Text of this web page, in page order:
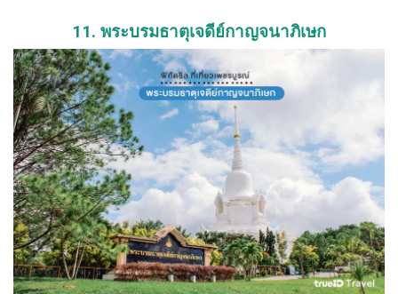
11. พระบรมธาตุเจดีย์กาญจนาภิเษก